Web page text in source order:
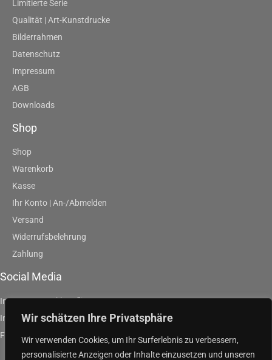
Wir schätzen Ihre Privatsphäre
Wir verwenden Cookies, um Ihr Surferlebnis zu verbessern,
personalisierte Anzeigen oder Inhalte einzusetzen und unseren
Limitierte Serie
Qualität | Art-Kunstdrucke
Bilderrahmen
Datenschutz
Impressum
AGB
Downloads
Shop
Shop
Warenkorb
Kasse
Ihr Konto | An-/Abmelden
Versand
Widerrufsbelehrung
Zahlung
Social Media
Instagram | artklausfliege
Instagram | artpurpleandgreen
Facebook | Klaus Fliege